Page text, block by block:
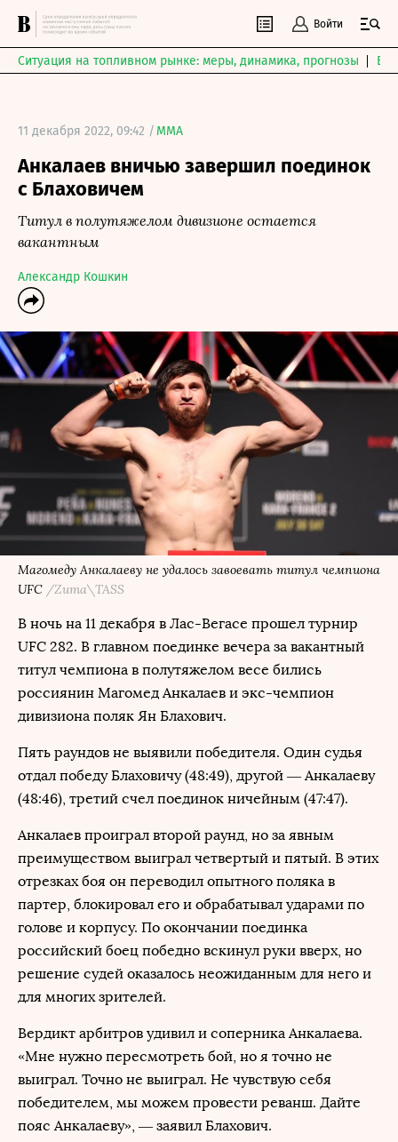
Войти
Ситуация на топливном рынке: меры, динамика, прогнозы
11 декабря 2022, 09:42 / MMA
Анкалаев вничью завершил поединок
с Блаховичем
Титул в полутяжелом дивизионе остается
вакантным
Александр Кошкин
Магомеду Анкалаеву не удалось завоевать титул чемпиона
UFC /Zuma\TASS
В ночь на 11 декабря в Лас-Вегасе прошел турнир
UFC 282. В главном поединке вечера за вакантный
титул чемпиона в полутяжелом весе бились
россиянин Магомед Анкалаев и экс-чемпион
дивизиона поляк Ян Блахович.
Пять раундов не выявили победителя. Один судья
отдал победу Блаховичу (48:49), другой — Анкалаеву
(48:46), третий счел поединок ничейным (47:47).
Анкалаев проиграл второй раунд, но за явным
преимуществом выиграл четвертый и пятый. В этих
отрезках боя он переводил опытного поляка в
партер, блокировал его и обрабатывал ударами по
голове и корпусу. По окончании поединка
российский боец победно вскинул руки вверх, но
решение судей оказалось неожиданным для него и
для многих зрителей.
Вердикт арбитров удивил и соперника Анкалаева.
«Мне нужно пересмотреть бой, но я точно не
выиграл. Точно не выиграл. Не чувствую себя
победителем, мы можем провести реванш. Дайте
пояс Анкалаеву», — заявил Блахович.